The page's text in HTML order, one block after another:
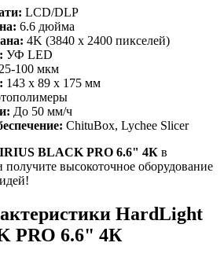
LCD/DLP
6.6 дюйма
4K (3840 x 2400 пикселей)
УФ LED
25-100 мкм
143 x 89 x 175 мм
До 50 мм/ч
ChituBox, Lychee Slicer
BLACK PRO 6.6" 4К в
получите высокоточное оборудование
HardLight
PRO 6.6" 4К